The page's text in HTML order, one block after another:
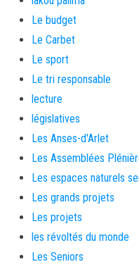
Le budget
Le Carbet
Le sport
Le tri responsable
lecture
législatives
Les Anses-d'Arlet
Les Assemblées
Les espaces naturels
Les grands projets
Les projets
les révoltés du monde
Les Seniors